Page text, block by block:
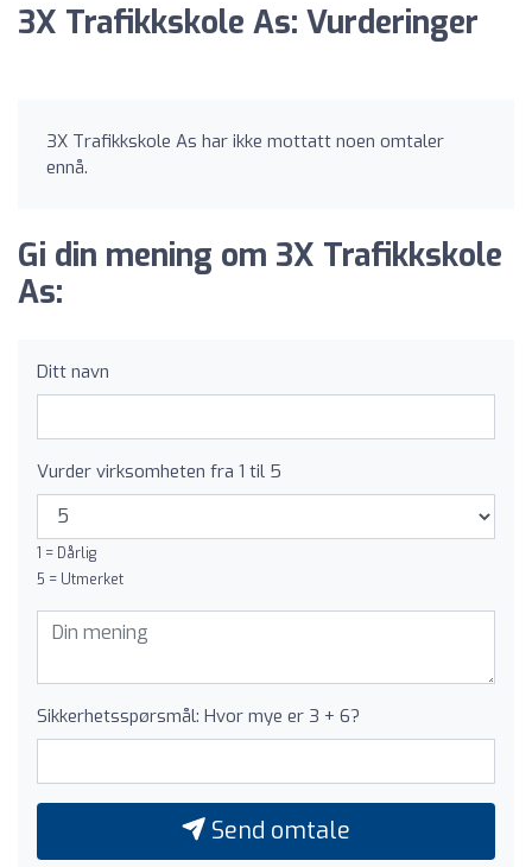
3X Trafikkskole As: Vurderinger
3X Trafikkskole As har ikke mottatt noen omtaler
ennå.
Gi din mening om 3X Trafikkskole
As:
Ditt navn
Vurder virksomheten fra 1 til 5
1 = Dårlig
5 = Utmerket
Sikkerhetsspørsmål: Hvor mye er 3 + 6?
Send omtale